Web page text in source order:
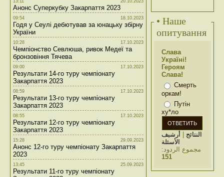
13:11 20.10.2023
Анонс Суперкубку Закарпаття 2023
09:54 18.10.2023
Годя у Сеулі дебютував за юнацьку збірну
України
10:28 17.10.2023
Чемпіонство Севлюша, ривок Медеї та
бронзовіння Тячева
09:00 17.10.2023
Результати 14-го туру чемпіонату
Закарпаття 2023
08:59 17.10.2023
Результати 13-го туру чемпіонату
Закарпаття 2023
08:55 17.10.2023
Результати 12-го туру чемпіонату
Закарпаття 2023
15:28 29.09.2023
Анонс 12-го туру чемпіонату Закарпаття
2023
13:45 25.09.2023
Результати 11-го туру чемпіонату
• Наше
опитування
Слава
Україні!
Героям
Слава!
Смерть
оркам!
Путін
ху*ло
النتائج | أرشيف
الأسئلة
مجموع الردود:
151